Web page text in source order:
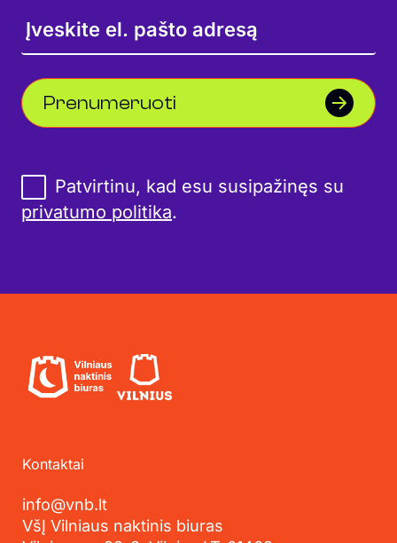
Prenumeruoti
Patvirtinu, kad esu susipažinęs su
privatumo politika.
Kontaktai
info@vnb.lt
VšĮ Vilniaus naktinis biuras